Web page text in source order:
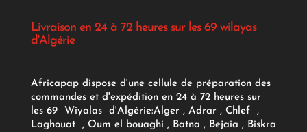
Livraison en 24 à 72 heures sur les 69 wilayas
d'Algérie
Africapap dispose d'une cellule de préparation des
commandes et d'expédition en 24 à 72 heures sur
les 69 Wiyalas d'Algérie:Alger , Adrar, Chlef ,
Laghouat , Oum el bouaghi , Batna , Bejaia , Biskra